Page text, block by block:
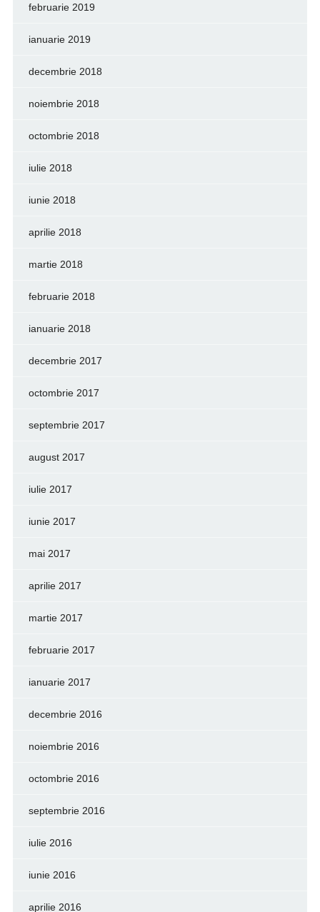
februarie 2019
ianuarie 2019
decembrie 2018
noiembrie 2018
octombrie 2018
iulie 2018
iunie 2018
aprilie 2018
martie 2018
februarie 2018
ianuarie 2018
decembrie 2017
octombrie 2017
septembrie 2017
august 2017
iulie 2017
iunie 2017
mai 2017
aprilie 2017
martie 2017
februarie 2017
ianuarie 2017
decembrie 2016
noiembrie 2016
octombrie 2016
septembrie 2016
iulie 2016
iunie 2016
aprilie 2016